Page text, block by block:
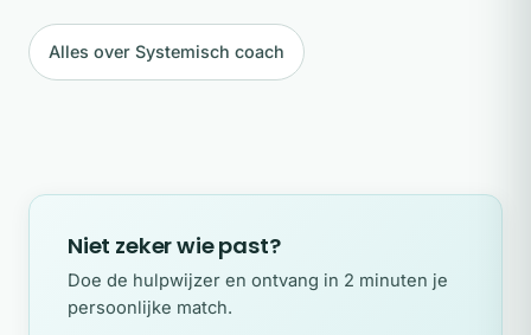
Alles over Systemisch coach
Niet zeker wie past?
Doe de hulpwijzer en ontvang in 2 minuten je
persoonlijke match.